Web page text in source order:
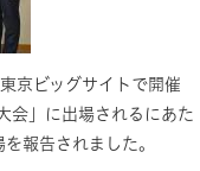
京ビッグサイトで開催
会」に出場されるにあた
報告されました。